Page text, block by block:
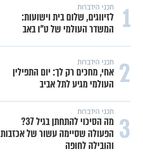
1 תכני הידברות
לזיווגים, שלום בית וישועות:
המשדר העולמי של ט"ו באב
2 תכני הידברות
אחי, מחכים רק לך: יום התפילין
העולמי מגיע לתל אביב
3 תכני הידברות
מה הסיכוי להתחתן בגיל 37?
הפעולה שסיימה עשור של אכזבות
והובילה לחופה